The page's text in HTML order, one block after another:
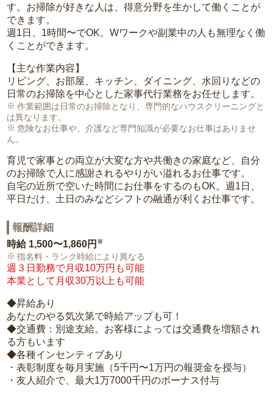
す。お掃除が好きな人は、得意分野を生かして働くことが
できます。
週1日、1時間〜でOK。Wワークや副業中の人も無理なく働
くことができます。
【主な作業内容】
リビング、お部屋、キッチン、ダイニング、水回りなどの
日常のお掃除を中心とした家事代行業務をお任せします。
作業範囲は日常のお掃除となり、専門的なハウスクリーニングと
は異なります。
危険なお仕事や、介護など専門知識が必要なお仕事はありませ
ん。
育児で家事との両立が大変な方や共働きの家庭など、自分
のお掃除で人に感謝されるやりがい溢れるお仕事です。
自宅の近所で空いた時間にお仕事をするのもOK。週1日、
平日だけ、土日のみなどシフトの融通が利くお仕事です。
報酬詳細
時給 1,500〜1,860円 ※
指名料・ランク時給により異なる
週３日勤務で月収10万円も可能
本業として月収30万以上も可能
◆昇給あり
あなたのやる気次第で時給アップも可！
◆交通費：別途支給。お客様によっては交通費を増額され
る方もいます
◆各種インセンティブあり
・表彰制度を毎月実施（5千円〜1万円の報奨金を授与）
・友人紹介で、最大1万7000千円のボーナス付与